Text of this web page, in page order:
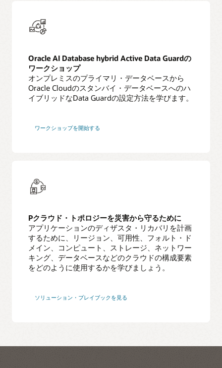
Oracle AI Database hybrid Active Data Guardの
ワークショップ
オンプレミスのプライマリ・データベースから
Oracle Cloudのスタンバイ・データベースへのハ
イブリッドなData Guardの設定方法を学びます。
ワークショップを開始する
Pクラウド・トポロジーを災害から守るために
アプリケーションのディザスタ・リカバリを計画
するために、リージョン、可用性、フォルト・ド
メイン、コンピュート、ストレージ、ネットワー
キング、データベースなどのクラウドの構成要素
をどのように使用するかを学びましょう。
ソリューション・プレイブックを見る